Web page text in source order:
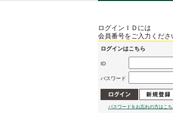
ログインＩＤには
会員番号をご入力くださ
ログインはこちら
ID
パスワード
パスワードをお忘れの方はこち